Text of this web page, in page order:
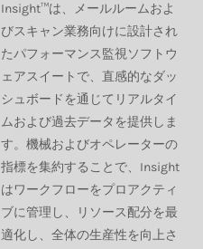
Insight™は、メールルームおよ
びスキャン業務向けに設計され
たパフォーマンス監視ソフトウ
ェアスイートで、直感的なダッ
シュボードを通じてリアルタイ
ムおよび過去データを提供しま
す。機械およびオペレーターの
指標を集約することで、Insight
はワークフローをプロアクティ
ブに管理し、リソース配分を最
適化し、全体の生産性を向上さ